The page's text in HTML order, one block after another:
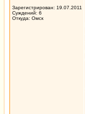
Зарегистрирован: 19.07.2011
Суждений: 6
Откуда: Омск